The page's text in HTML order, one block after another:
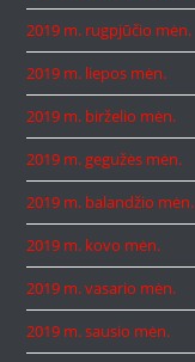
2019 m. rugpjūčio mėn.
2019 m. liepos mėn.
2019 m. birželio mėn.
2019 m. gegužės mėn.
2019 m. balandžio mėn.
2019 m. kovo mėn.
2019 m. vasario mėn.
2019 m. sausio mėn.